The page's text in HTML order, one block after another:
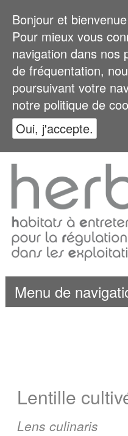
Bonjour et
Pour mieux vous
navigation dans nos
de fréquentation,
poursuivant votre
notre politique de
Oui, j'accepte.
Menu de
Lentille
Lens culinaris